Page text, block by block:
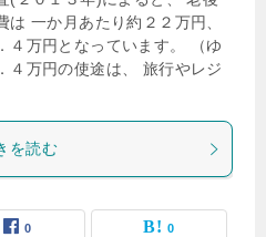
一か月あたり約２２万円、
４万円となっています。 （ゆ
４万円の使途は、 旅行やレジ
を読む
0 0